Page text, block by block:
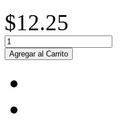
$12.25
Agregar al Carrito